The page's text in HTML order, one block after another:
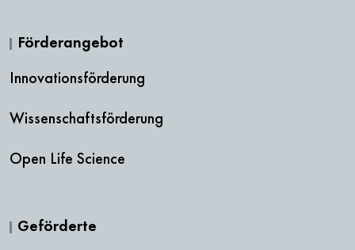
Förderangebot
Innovationsförderung
Wissenschaftsförderung
Open Life Science
Geförderte